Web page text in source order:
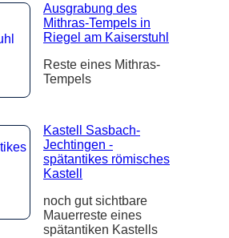
Ausgrabung des
Mithras-Tempels in
Riegel am Kaiserstuhl
Reste eines Mithras-
Tempels
Kastell Sasbach-
Jechtingen -
spätantikes römisches
Kastell
noch gut sichtbare
Mauerreste eines
spätantiken Kastells